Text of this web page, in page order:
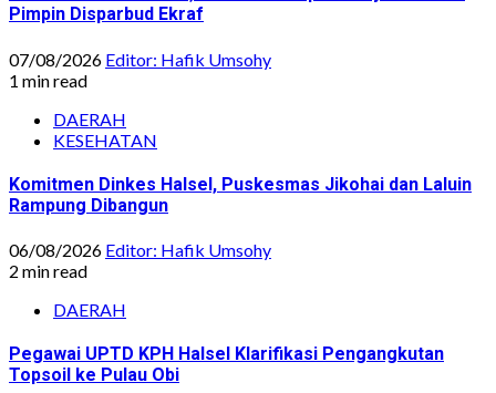
Pimpin Disparbud Ekraf
07/08/2026 Editor: Hafik Umsohy
1 min read
DAERAH
KESEHATAN
Komitmen Dinkes Halsel, Puskesmas Jikohai dan Laluin
Rampung Dibangun
06/08/2026 Editor: Hafik Umsohy
2 min read
DAERAH
Pegawai UPTD KPH Halsel Klarifikasi Pengangkutan
Topsoil ke Pulau Obi